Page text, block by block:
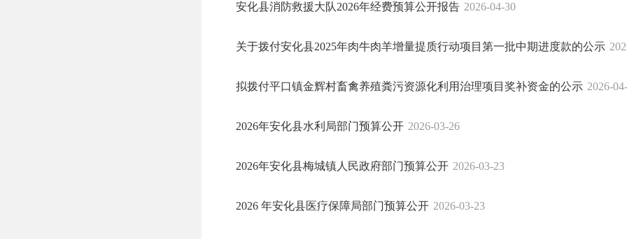
安化县消防救援大队2026年经费预算公开报告 2026-04-30
关于拨付安化县2025年肉牛肉羊增量提质行动项目第一批中期进度款的公示
拟拨付平口镇金辉村畜禽养殖粪污资源化利用治理项目奖补资金的公示 2026-
2026年安化县水利局部门预算公开 2026-03-26
2026年安化县梅城镇人民政府部门预算公开 2026-03-23
2026 年安化县医疗保障局部门预算公开 2026-03-23